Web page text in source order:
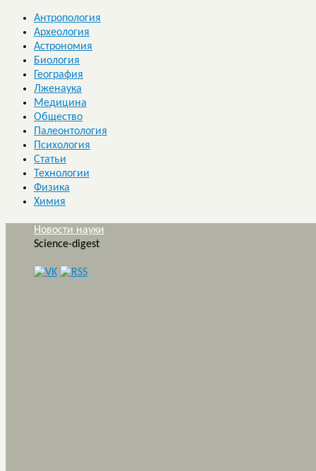
Антропология
Археология
Астрономия
Биология
География
Лженаука
Медицина
Общество
Палеонтология
Психология
Статьи
Технологии
Физика
Химия
Новости науки
Science-digest